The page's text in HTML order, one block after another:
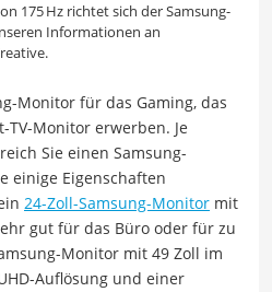
175 Hz richtet sich der Samsung-
Informationen an
Monitor für das Gaming, das
TV-Monitor erwerben. Je
Sie einen Samsung-
einige Eigenschaften
24-Zoll-Samsung-Monitor mit
gut für das Büro oder für zu
Monitor mit 49 Zoll im
Auflösung und einer